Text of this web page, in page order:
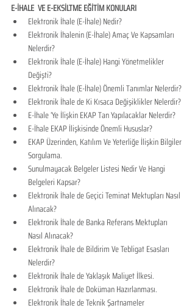
E-İHALE  VE E-EKSİLTME EĞİTİM KONULARI​
​Elektronik İhale (E-İhale) Nedir?
Elektronik İhalenin (E-İhale) Amaç Ve Kapsamları
Nelerdir?
Elektronik İhale (E-İhale) Hangi Yönetmelikler
Değişti?
Elektronik İhale (E-İhale) Önemli Tanımlar Nelerdir?
Elektronik İhale de Ki Kısaca Değişiklikler Nelerdir?
E-İhale ’Ye İlişkin EKAP Tan Yapılacaklar Nelerdir?
E-İhale EKAP İlişkisinde Önemli Hususlar?
EKAP Üzerinden, Katılım Ve Yeterliğe İlişkin Bilgiler
Sorgulama.
Sunulmayacak Belgeler Listesi Nedir Ve Hangi
Belgeleri Kapsar?
Elektronik İhale de Geçici Teminat Mektupları Nasıl
Alınacak?
Elektronik İhale de Banka Referans Mektupları
Nasıl Alınacak?
Elektronik İhale de Bildirim Ve Tebligat Esasları
Nelerdir?
Elektronik İhale de Yaklaşık Maliyet İlkesi.
Elektronik İhale de Doküman Hazırlanması.
Elektronik İhale de Teknik Şartnameler